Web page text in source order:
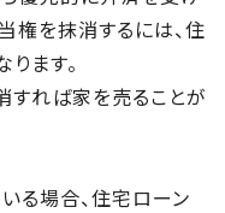
権を抹消するには、住
ます。
すれば家を売ることが
る場合、住宅ローン